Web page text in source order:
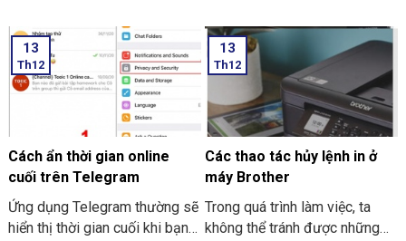
bước vào thế giới trò chơi ảo
và trải nghiệm không gian vô
cùng mới lạ trên máy tính của
mình. Hôm nay THIÊN SƠN
COMPUTER sẽ chia sẻ với
bạn cách hướng dẫn thực hiện
cách tải và cài đặt Roblox trên
máy tính thật đơn giản.
tối ưu và nhanh hơn. Nhưng
cách dùng để kết nối 2 màn
hình dễ dàng và hiệu quả như
thế nào? Nếu bạn chưa biết thì
cùng Thiên Sơn Computer tìm
hiểu nhé.
13
Th12
Cách ẩn thời gian online
cuối trên Telegram
Ứng dụng Telegram thường sẽ
hiển thị thời gian cuối khi bạn
13
Th12
Các thao tác hủy lệnh in ở
máy Brother
Trong quá trình làm việc, ta
không thể tránh được những